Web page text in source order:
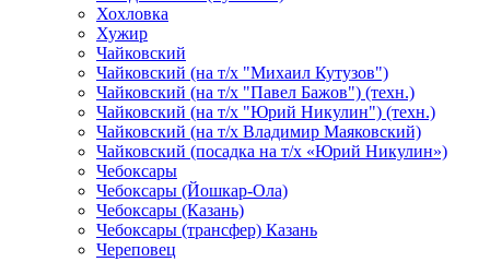
Хохловка
Хужир
Чайковский
Чайковский (на т/х "Михаил Кутузов")
Чайковский (на т/х "Павел Бажов") (техн.)
Чайковский (на т/х "Юрий Никулин") (техн.)
Чайковский (на т/х Владимир Маяковский)
Чайковский (посадка на т/х «Юрий Никулин»)
Чебоксары
Чебоксары (Йошкар-Ола)
Чебоксары (Казань)
Чебоксары (трансфер) Казань
Череповец